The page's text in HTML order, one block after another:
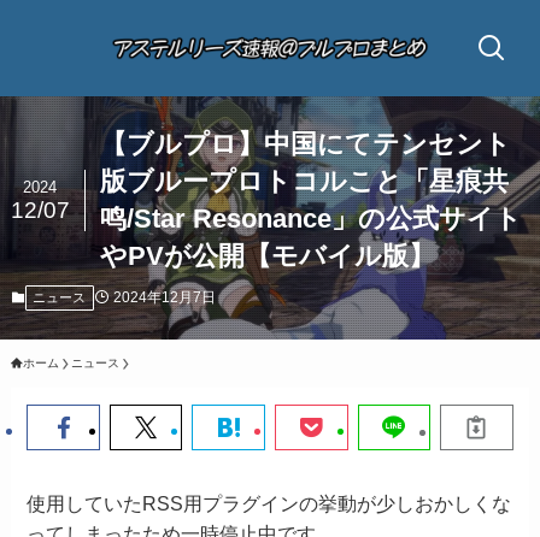
【ブルプロ】中国にてテンセント
版ブループロトコルこと「星痕共
鸣/Star Resonance」の公式サイト
やPVが公開【モバイル版】
2024
12/07
ニュース 2024年12月7日
ホーム ニュース
使用していたRSS用プラグインの挙動が少しおかしくな